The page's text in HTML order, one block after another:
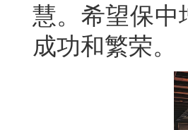
慧。希望保中
成功和繁荣。